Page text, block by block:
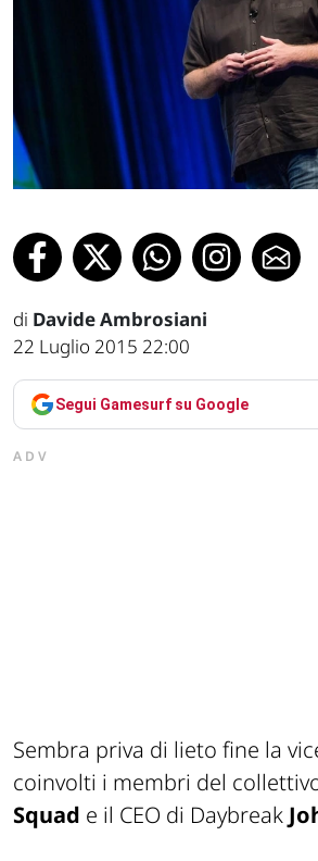
di Davide Ambrosiani
22 Luglio 2015 22:00
Segui Gamesurf su Google
ADV
Sembra priva di lieto fine la
coinvolti i membri del
Squad e il CEO di Daybreak